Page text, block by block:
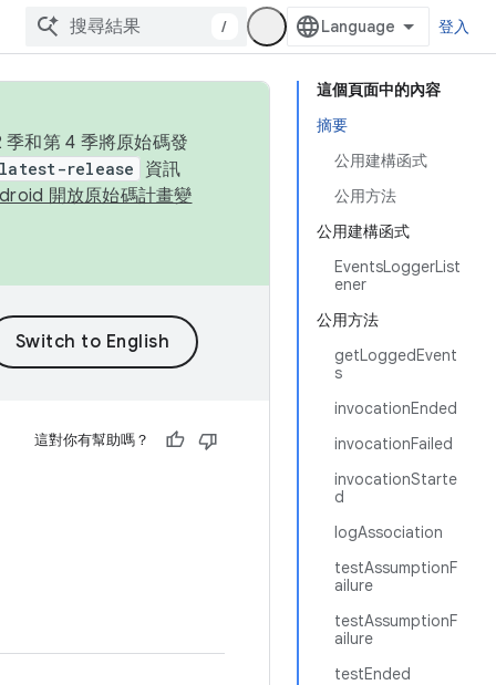
/ 登入
這個頁面中的內容
摘要
公用建構函式
公用方法
公用建構函式
EventsLoggerList
ener
公用方法
getLoggedEvent
s
invocationEnded
invocationFailed
invocationStarte
d
logAssociation
testAssumptionF
ailure
testAssumptionF
ailure
testEnded
和第 4 季將原始碼發
release
資訊
開放原始碼計畫變
這對你有幫助嗎？